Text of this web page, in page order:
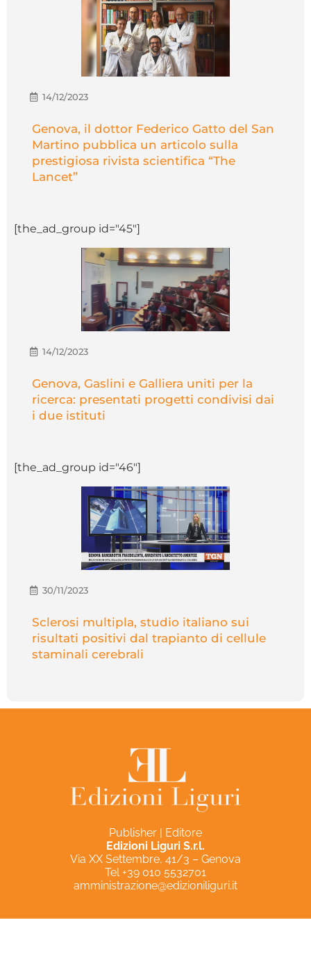
14/12/2023
Genova, il dottor Federico Gatto del San
Martino pubblica un articolo sulla
prestigiosa rivista scientifica “The
Lancet”
[the_ad_group id="45"]
14/12/2023
Genova, Gaslini e Galliera uniti per la
ricerca: presentati progetti condivisi dai
i due istituti
[the_ad_group id="46"]
30/11/2023
Sclerosi multipla, studio italiano sui
risultati positivi dal trapianto di cellule
staminali cerebrali
Publisher | Editore
Edizioni Liguri S.r.l.
Via XX Settembre, 41/3 – Genova
Tel +39 010 5532701
amministrazione@edizioniliguri.it
Privacy Policy